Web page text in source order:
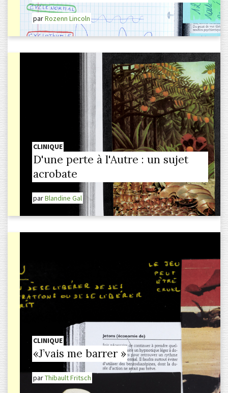
parRozenn Lincoln
CLINIQUE
D'une perte à l'Autre : un sujet
acrobate
parBlandine Gal
CLINIQUE
«J’vais me barrer »
parThibault Fritsch